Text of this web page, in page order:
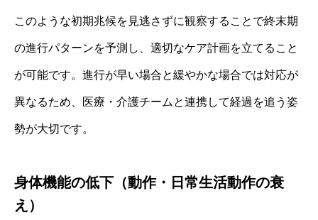
このような初期兆候を見逃さずに観察することで終末期
の進行パターンを予測し、適切なケア計画を立てること
が可能です。進行が早い場合と緩やかな場合では対応が
異なるため、医療・介護チームと連携して経過を追う姿
勢が大切です。
身体機能の低下（動作・日常生活動作の衰
え）